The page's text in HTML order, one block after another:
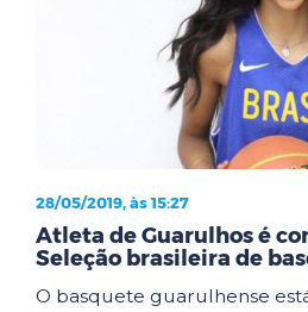
28/05/2019, às 15:27
Atleta de Guarulhos é
Seleção brasileira de
O basquete guarulhense